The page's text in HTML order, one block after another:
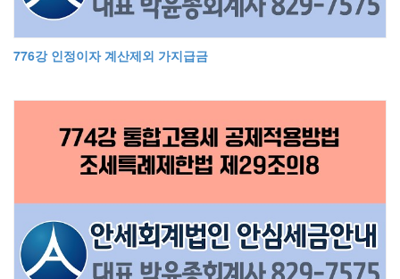
776강 인정이자 계산제외 가지급금